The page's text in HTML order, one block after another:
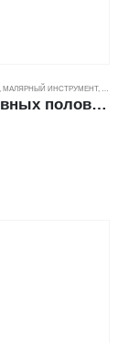
МАЛЯРНЫЙ ИНСТРУМЕНТ,
Валик ДЕКОР Универсал для наливных полов, игольчатый (14мм/240мм)